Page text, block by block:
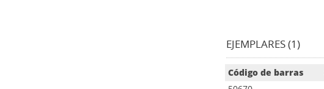
EJEMPLARES (1)
Código de barras